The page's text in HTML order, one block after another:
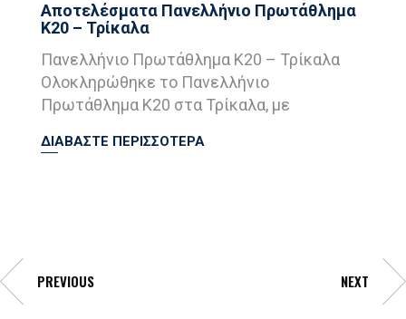
Αποτελέσματα Πανελλήνιο Πρωτάθλημα
Κ20 – Τρίκαλα
Πανελλήνιο Πρωτάθλημα Κ20 – Τρίκαλα
Ολοκληρώθηκε το Πανελλήνιο
Πρωτάθλημα Κ20 στα Τρίκαλα, με
ΔΙΑΒΑΣΤΕ ΠΕΡΙΣΣΟΤΕΡΑ
PREVIOUS NEXT